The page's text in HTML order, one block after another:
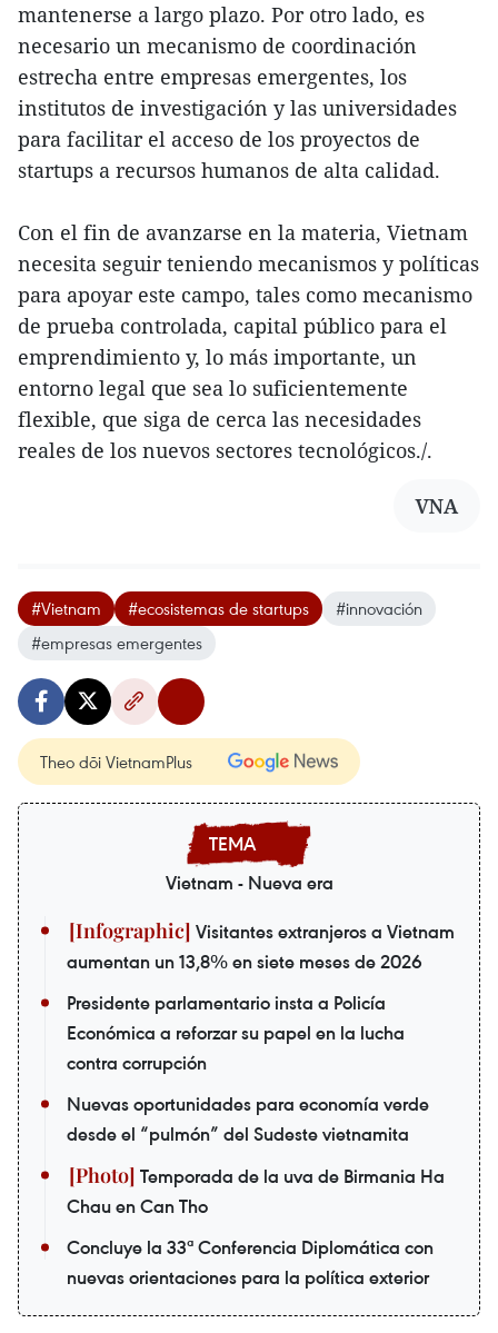
mantenerse a largo plazo. Por otro lado, es
necesario un mecanismo de coordinación
estrecha entre empresas emergentes, los
institutos de investigación y las universidades
para facilitar el acceso de los proyectos de
startups a recursos humanos de alta calidad.
Con el fin de avanzarse en la materia, Vietnam
necesita seguir teniendo mecanismos y políticas
para apoyar este campo, tales como mecanismo
de prueba controlada, capital público para el
emprendimiento y, lo más importante, un
entorno legal que sea lo suficientemente
flexible, que siga de cerca las necesidades
reales de los nuevos sectores tecnológicos./.
VNA
#Vietnam #ecosistemas de startups
#innovación
#empresas emergentes
Theo dõi VietnamPlus
Vietnam - Nueva era
Visitantes extranjeros a Vietnam
aumentan un 13,8% en siete meses de 2026
Presidente parlamentario insta a Policía
Económica a reforzar su papel en la lucha
contra corrupción
Nuevas oportunidades para economía verde
desde el “pulmón” del Sudeste vietnamita
Temporada de la uva de Birmania Ha
Chau en Can Tho
Concluye la 33ª Conferencia Diplomática con
nuevas orientaciones para la política exterior